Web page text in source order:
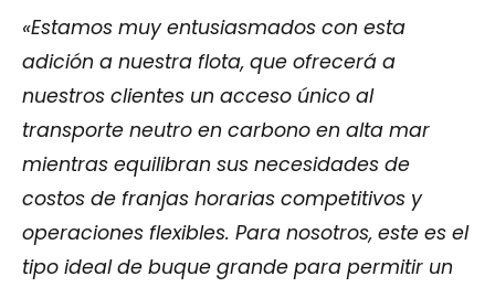
«Estamos muy entusiasmados con esta
adición a nuestra flota, que ofrecerá a
nuestros clientes un acceso único al
transporte neutro en carbono en alta mar
mientras equilibran sus necesidades de
costos de franjas horarias competitivos y
operaciones flexibles. Para nosotros, este es el
tipo ideal de buque grande para permitir un